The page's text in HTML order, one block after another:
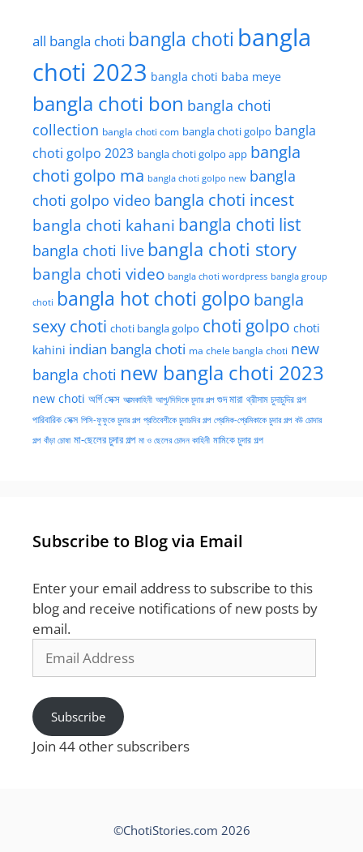
all bangla choti bangla choti bangla
choti 2023 bangla choti baba meye
bangla choti bon bangla choti
collection bangla choti com bangla choti golpo bangla
choti golpo 2023 bangla choti golpo app bangla
choti golpo ma bangla choti golpo new bangla
choti golpo video bangla choti incest
bangla choti kahani bangla choti list
bangla choti live bangla choti story
bangla choti video bangla choti wordpress bangla group
choti bangla hot choti golpo bangla
sexy choti choti bangla golpo choti golpo choti
kahini indian bangla choti ma chele bangla choti new
bangla choti new bangla choti 2023
new choti অর্গি সেক্স আত্মকাহিনী আপু/দিদিকে চুদার গল্প গুদ মারা থ্রীসাম চুদাচুদির গল্প
পারিবারিক সেক্স পিসি-ফুফুকে চুদার গল্প প্রতিবেশীকে চুদাচদির গল্প প্রেমিক-প্রেমিকাকে চুদার গল্প বউ চোদার
গল্প বাঁড়া চোষা মা-ছেলের চুদার গল্প মা ও ছেলের চোদন কাহিনী মামিকে চুদার গল্প
Subscribe to Blog via Email
Enter your email address to subscribe to this
blog and receive notifications of new posts by
email.
Address
Subscribe
Join 44 other subscribers
©ChotiStories.com 2026